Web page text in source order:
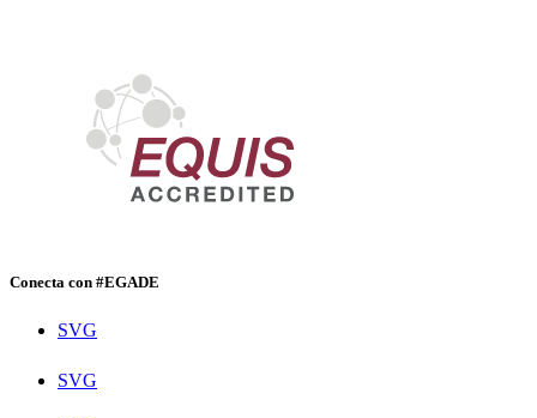
Conecta con #EGADE
SVG
SVG